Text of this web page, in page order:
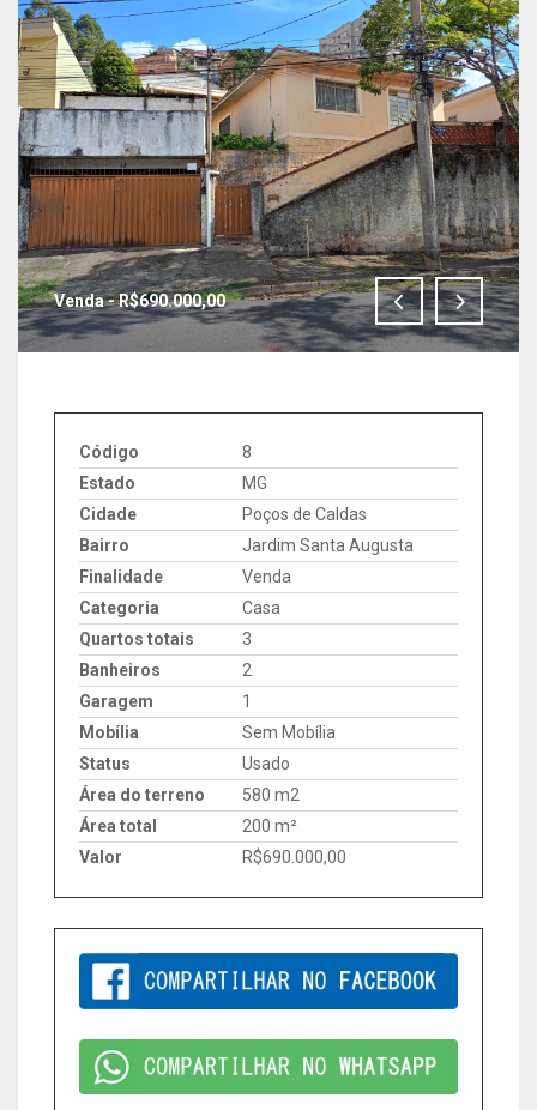
Venda - R$690.000,00
Código
8
Estado
MG
Cidade
Poços de Caldas
Bairro
Jardim Santa Augusta
Finalidade
Venda
Categoria
Casa
Quartos totais
3
Banheiros
2
Garagem
1
Mobília
Sem Mobília
Status
Usado
Área do terreno
580 m2
Área total
200 m²
Valor
R$690.000,00